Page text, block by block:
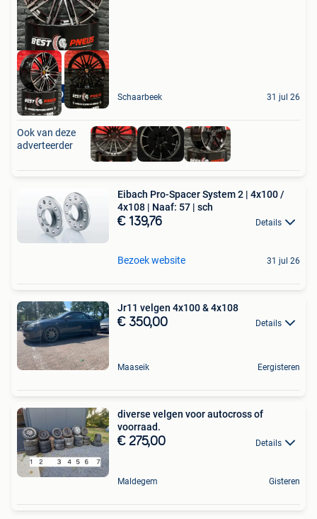
STOCK DISPONIBLE Schaarbeek 31 jul 26
Ook van deze
adverteerder
Eibach Pro-Spacer System 2 | 4x100 /
4x108 | Naaf: 57 | sch
€ 139,76 Details
Bezoek website 31 jul 26
Jr11 velgen 4x100 & 4x108
€ 350,00 Details
Maaseik Eergisteren
diverse velgen voor autocross of
voorraad.
€ 275,00 Details
Maldegem Gisteren